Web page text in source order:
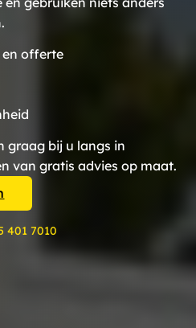
en offerte
graag bij u langs in
van gratis advies op maat.
401 7010